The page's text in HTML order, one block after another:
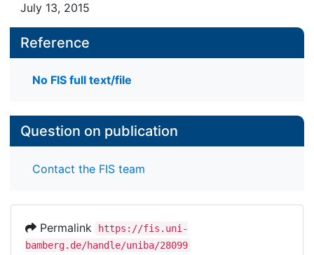
July 13, 2015
Reference
No FIS full text/file
Question on publication
Contact the FIS team
Permalink
https://fis.uni-
bamberg.de/handle/uniba/28099